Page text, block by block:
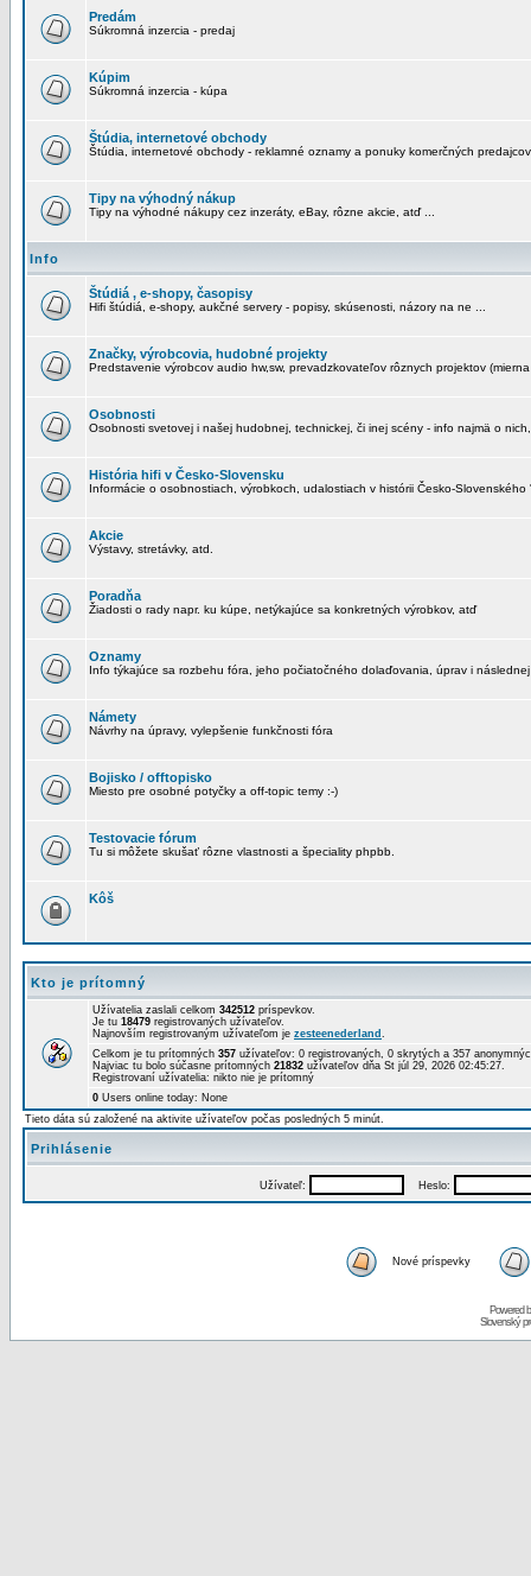
Predám
Súkromná inzercia - predaj
Kúpim
Súkromná inzercia - kúpa
Štúdia, internetové obchody
Štúdia, internetové obchody - reklamné oznamy a ponuky komerčných predajcov
Tipy na výhodný nákup
Tipy na výhodné nákupy cez inzeráty, eBay, rôzne akcie, atď ...
Info
Štúdiá , e-shopy, časopisy
Hifi štúdiá, e-shopy, aukčné servery - popisy, skúsenosti, názory na ne ...
Značky, výrobcovia, hudobné projekty
Predstavenie výrobcov audio hw,sw, prevadzkovateľov rôznych projektov
Osobnosti
Osobnosti svetovej i našej hudobnej, technickej, či inej scény - info najmä o
História hifi v Česko-Slovensku
Informácie o osobnostiach, výrobkoch, udalostiach v histórii Česko-Slovenského
Akcie
Výstavy, stretávky, atd.
Poradňa
Žiadosti o rady napr. ku kúpe, netýkajúce sa konkretných výrobkov, atď
Oznamy
Info týkajúce sa rozbehu fóra, jeho počiatočného dolaďovania, úprav i
Námety
Návrhy na úpravy, vylepšenie funkčnosti fóra
Bojisko / offtopisko
Miesto pre osobné potyčky a off-topic temy :-)
Testovacie fórum
Tu si môžete skušať rôzne vlastnosti a špeciality phpbb.
Kôš
Kto je prítomný
Užívatelia zaslali celkom 342512 príspevkov.
Je tu 18479 registrovaných užívateľov.
Najnovším registrovaným užívateľom je zesteenederland .
Celkom je tu prítomných 357 užívateľov: 0 registrovaných, 0 skrytých a 357
Najviac tu bolo súčasne prítomných 21832 užívateľov dňa St júl 29, 2026 02:45:27.
Registrovaní užívatelia: nikto nie je prítomný
0 Users online today: None
Tieto dáta sú založené na aktivite užívateľov počas posledných 5 minút.
Prihlásenie
Užívateľ: Heslo:
Nové príspevky
Powered
Slovenský